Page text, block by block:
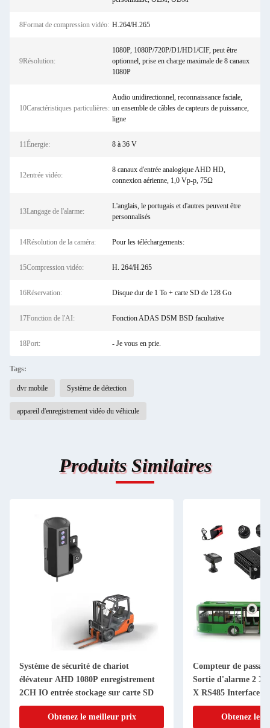
8Format de compression vidéo: H.264/H.265
9Résolution:
1080P, 1080P/720P/D1/HD1/CIF, peut être
optionnel, prise en charge maximale de 8 canaux
1080P
10Caractéristiques particulières:
Audio unidirectionnel, reconnaissance faciale,
un ensemble de câbles de capteurs de puissance,
ligne
11Énergie: 8 à 36 V
12entrée vidéo:
8 canaux d'entrée analogique AHD HD,
connexion aérienne, 1,0 Vp-p, 75Ω
13Langage de l'alarme:
L'anglais, le portugais et d'autres peuvent être
personnalisés
14Résolution de la caméra: Pour les téléchargements:
15Compression vidéo: H. 264/H.265
16Réservation: Disque dur de 1 To + carte SD de 128 Go
17Fonction de l'AI: Fonction ADAS DSM BSD facultative
18Port: - Je vous en prie.
Tags:
dvr mobile Système de détection
appareil d'enregistrement vidéo du véhicule
Produits Similaires
Système de sécurité de chariot
élévateur AHD 1080P enregistrement
2CH IO entrée stockage sur carte SD
Obtenez le meilleur prix
Compteur de
Sortie d'alarme 2 X
X RS485 Interface
Obtenez le